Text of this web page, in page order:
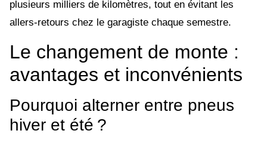
plusieurs milliers de kilomètres, tout en évitant les
allers-retours chez le garagiste chaque semestre.
Le changement de monte :
avantages et inconvénients
Pourquoi alterner entre pneus
hiver et été ?